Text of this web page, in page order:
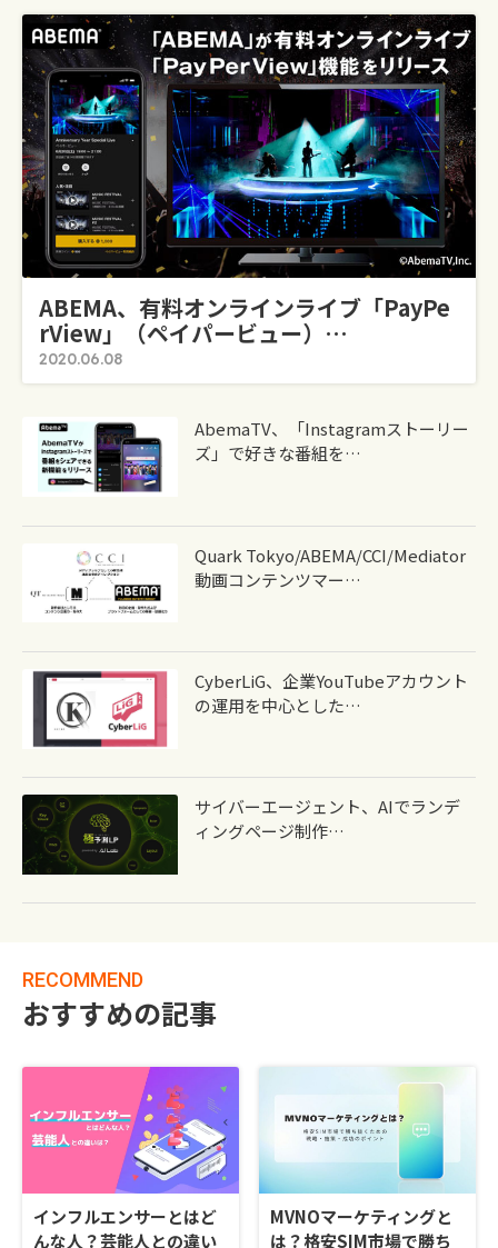
ABEMA、有料オンラインライブ「PayPe
RView」（ペイパービュー）…
2020.06.08
AbemaTV、「Instagramストーリー
ズ」で好きな番組を…
Quark Tokyo/ABEMA/CCI/Mediator
動画コンテンツマー…
CyberLiG、企業YouTubeアカウント
の運用を中心とした…
サイバーエージェント、AIでランデ
ィングページ制作…
RECOMMEND
おすすめの記事
インフルエンサーとはど
んな人？芸能人との違い
MVNOマーケティングと
は？格安SIM市場で勝ち